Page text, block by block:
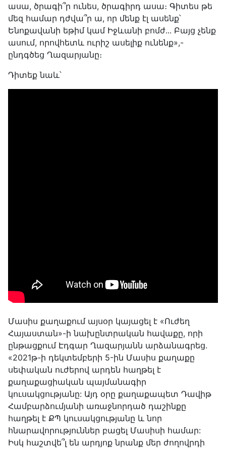
ասա, ծրագի՞ր ունես, ծրագիրդ ասա։ Գիտես թե
մեզ համար դժվա՞ր ա, որ մենք էլ ասենք՝
Ենոքավանի եթիմ կամ Իջևանի բոմժ․․․ Բայց չենք
ասում, որովհետև ուրիշ ասելիք ունենք»,-
ընդգծեց Ղազարյանը։
Դիտեք նաև՝
Մասիս քաղաքում այսօր կայացել է «Ուժեղ
Հայաստան»-ի նախընտրական հավաքը, որի
ընթացքում Էդգար Ղազարյանն արձանագրեց.
«2021թ-ի դեկտեմբերի 5-ին Մասիս քաղաքը
սեփական ուժերով արդեն հաղթել է
քաղաքացիական պայմանագիր
կուսակցությանը: Այդ օրը քաղաքապետ Դավիթ
Համբարձումյանի առաջնորդած դաշինքը
հաղթել է ՔՊ կուսակցությանը և նոր
հնարավորություններ բացել Մասիսի համար:
Իսկ հաշտվե՞լ են արդյոք նրանք մեր ժողովրդի